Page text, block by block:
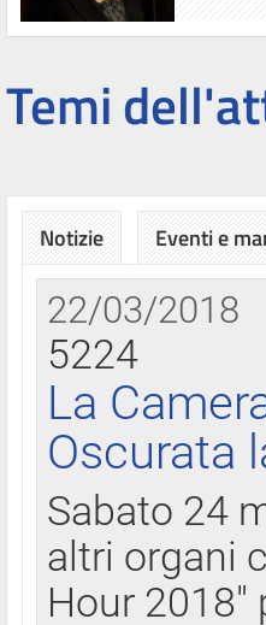
Temi
Notizie Eventi e
22/03/2018
5224
La
Oscurata
Sabato 24
altri organi
Hour 2018"